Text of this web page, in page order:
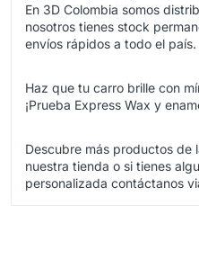
En 3D Colombia somos
nosotros tienes stock
envíos rápidos a todo el país.
Haz que tu carro brille con
¡Prueba Express Wax y
Descubre más productos de
nuestra tienda o si tienes
personalizada contáctanos